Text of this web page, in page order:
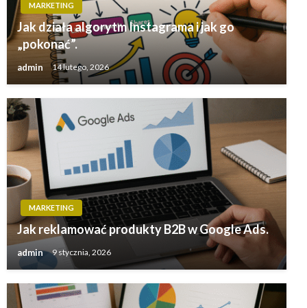
MARKETING
Jak działa algorytm Instagrama i jak go
„pokonać”.
admin 14 lutego, 2026
MARKETING
Jak reklamować produkty B2B w Google Ads.
admin 9 stycznia, 2026